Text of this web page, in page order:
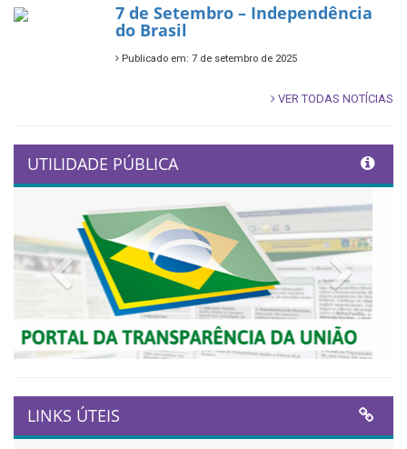
7 de Setembro – Independência
do Brasil
Publicado em: 7 de setembro de 2025
VER TODAS NOTÍCIAS
UTILIDADE PÚBLICA
Previous
LINKS ÚTEIS